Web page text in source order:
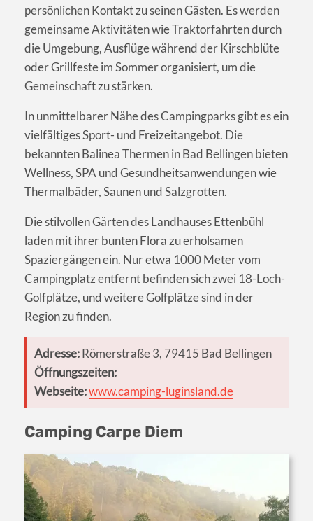
persönlichen Kontakt zu seinen Gästen. Es werden
gemeinsame Aktivitäten wie Traktorfahrten durch
die Umgebung, Ausflüge während der Kirschblüte
oder Grillfeste im Sommer organisiert, um die
Gemeinschaft zu stärken.
In unmittelbarer Nähe des Campingparks gibt es ein
vielfältiges Sport- und Freizeitangebot. Die
bekannten Balinea Thermen in Bad Bellingen bieten
Wellness, SPA und Gesundheitsanwendungen wie
Thermalbäder, Saunen und Salzgrotten.
Die stilvollen Gärten des Landhauses Ettenbühl
laden mit ihrer bunten Flora zu erholsamen
Spaziergängen ein. Nur etwa 1000 Meter vom
Campingplatz entfernt befinden sich zwei 18-Loch-
Golfplätze, und weitere Golfplätze sind in der
Region zu finden.
Adresse:Römerstraße 3, 79415 Bad Bellingen
Öffnungszeiten:
Webseite:www.camping-luginsland.de
Camping Carpe Diem